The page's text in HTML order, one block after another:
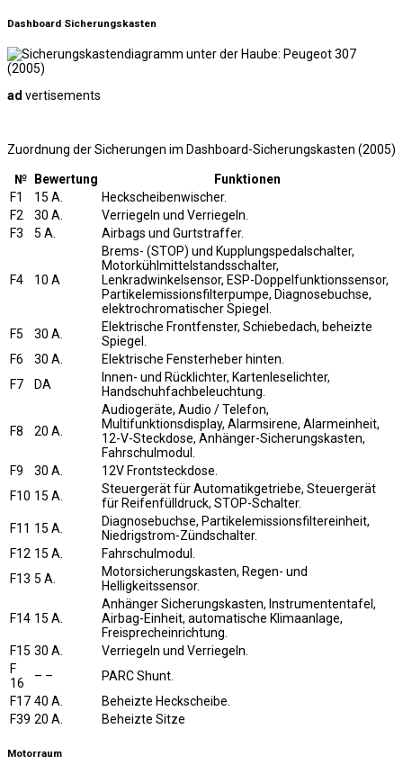
Dashboard Sicherungskasten
ad vertisements
Zuordnung der Sicherungen im Dashboard-Sicherungskasten (2005)
№ Bewertung
Funktionen
F1
15 A.
Heckscheibenwischer.
F2
30 A.
Verriegeln und Verriegeln.
F3
5 A. Airbags und Gurtstraffer.
F4 10 A
Brems- (STOP) und Kupplungspedalschalter,
Motorkühlmittelstandsschalter,
Lenkradwinkelsensor, ESP-Doppelfunktionssensor,
Partikelemissionsfilterpumpe, Diagnosebuchse,
elektrochromatischer Spiegel.
F5
30 A.
Elektrische Frontfenster, Schiebedach, beheizte
Spiegel.
F6
30 A.
Elektrische Fensterheber hinten.
F7
DA
Innen- und Rücklichter, Kartenleselichter,
Handschuhfachbeleuchtung.
F8 20 A.
Audiogeräte, Audio / Telefon,
Multifunktionsdisplay, Alarmsirene, Alarmeinheit,
12-V-Steckdose, Anhänger-Sicherungskasten,
Fahrschulmodul.
F9
30 A.
12V Frontsteckdose.
F10 15 A.
Steuergerät für Automatikgetriebe, Steuergerät
für Reifenfülldruck, STOP-Schalter.
F11 15 A.
Diagnosebuchse, Partikelemissionsfiltereinheit,
Niedrigstrom-Zündschalter.
F12 15 A.
Fahrschulmodul.
F13 5 A.
Motorsicherungskasten, Regen- und
Helligkeitssensor.
F14 15 A.
Anhänger Sicherungskasten, Instrumententafel,
Airbag-Einheit, automatische Klimaanlage,
Freisprecheinrichtung.
F15 30 A.
Verriegeln und Verriegeln.
F
16
– –
PARC Shunt.
F17 40 A.
Beheizte Heckscheibe.
F39 20 A. Beheizte Sitze
Motorraum